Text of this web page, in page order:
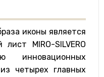
иконы является
MIRO-SILVERO
инновационных
четырех главных